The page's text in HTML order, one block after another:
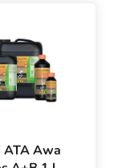
médium na
Awa